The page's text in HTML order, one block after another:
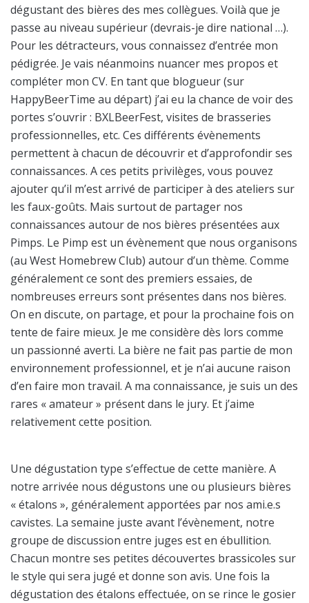
dégustant des bières des mes collègues. Voilà que je
passe au niveau supérieur (devrais-je dire national …).
Pour les détracteurs, vous connaissez d’entrée mon
pédigrée. Je vais néanmoins nuancer mes propos et
compléter mon CV. En tant que blogueur (sur
HappyBeerTime au départ) j’ai eu la chance de voir des
portes s’ouvrir : BXLBeerFest, visites de brasseries
professionnelles, etc. Ces différents évènements
permettent à chacun de découvrir et d’approfondir ses
connaissances. A ces petits privilèges, vous pouvez
ajouter qu’il m’est arrivé de participer à des ateliers sur
les faux-goûts. Mais surtout de partager nos
connaissances autour de nos bières présentées aux
Pimps. Le Pimp est un évènement que nous organisons
(au West Homebrew Club) autour d’un thème. Comme
généralement ce sont des premiers essaies, de
nombreuses erreurs sont présentes dans nos bières.
On en discute, on partage, et pour la prochaine fois on
tente de faire mieux. Je me considère dès lors comme
un passionné averti. La bière ne fait pas partie de mon
environnement professionnel, et je n’ai aucune raison
d’en faire mon travail. A ma connaissance, je suis un des
rares « amateur » présent dans le jury. Et j’aime
relativement cette position.
Une dégustation type s’effectue de cette manière. A
notre arrivée nous dégustons une ou plusieurs bières
« étalons », généralement apportées par nos ami.e.s
cavistes. La semaine juste avant l’évènement, notre
groupe de discussion entre juges est en ébullition.
Chacun montre ses petites découvertes brassicoles sur
le style qui sera jugé et donne son avis. Une fois la
dégustation des étalons effectuée, on se rince le gosier